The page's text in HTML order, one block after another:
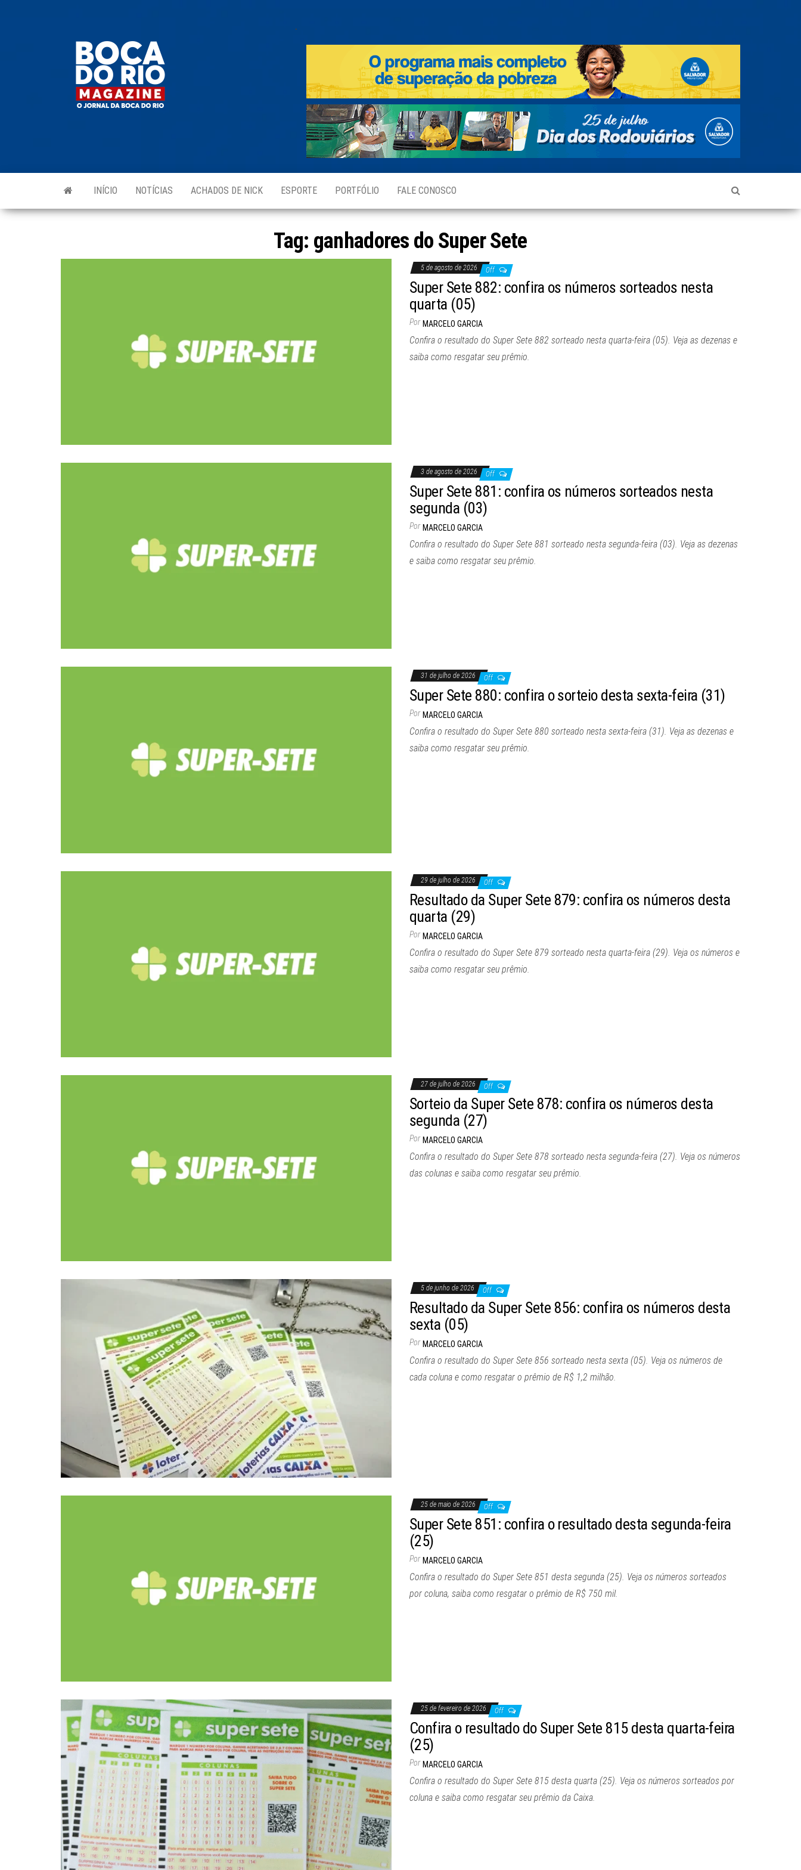
.
INÍCIO NOTÍCIAS ACHADOS DE NICK ESPORTE PORTFÓLIO FALE CONOSCO
Tag: ganhadores do Super Sete
5 de agosto de 2026 Off
Super Sete 882: confira os números sorteados nesta
quarta (05)
Por MARCELO GARCIA
Confira o resultado do Super Sete 882 sorteado nesta quarta-feira (05). Veja as dezenas e
saiba como resgatar seu prêmio.
3 de agosto de 2026 Off
Super Sete 881: confira os números sorteados nesta
segunda (03)
Por MARCELO GARCIA
Confira o resultado do Super Sete 881 sorteado nesta segunda-feira (03). Veja as dezenas
e saiba como resgatar seu prêmio.
31 de julho de 2026 Off
Super Sete 880: confira o sorteio desta sexta-feira (31)
Por MARCELO GARCIA
Confira o resultado do Super Sete 880 sorteado nesta sexta-feira (31). Veja as dezenas e
saiba como resgatar seu prêmio.
29 de julho de 2026 Off
Resultado da Super Sete 879: confira os números desta
quarta (29)
Por MARCELO GARCIA
Confira o resultado do Super Sete 879 sorteado nesta quarta-feira (29). Veja os números e
saiba como resgatar seu prêmio.
27 de julho de 2026 Off
Sorteio da Super Sete 878: confira os números desta
segunda (27)
Por MARCELO GARCIA
Confira o resultado do Super Sete 878 sorteado nesta segunda-feira (27). Veja os números
das colunas e saiba como resgatar seu prêmio.
5 de junho de 2026 Off
Resultado da Super Sete 856: confira os números desta
sexta (05)
Por MARCELO GARCIA
Confira o resultado do Super Sete 856 sorteado nesta sexta (05). Veja os números de
cada coluna e como resgatar o prêmio de R$ 1,2 milhão.
25 de maio de 2026 Off
Super Sete 851: confira o resultado desta segunda-feira
(25)
Por MARCELO GARCIA
Confira o resultado do Super Sete 851 desta segunda (25). Veja os números sorteados
por coluna, saiba como resgatar o prêmio de R$ 750 mil.
25 de fevereiro de 2026 Off
Confira o resultado do Super Sete 815 desta quarta-feira
(25)
Por MARCELO GARCIA
Confira o resultado do Super Sete 815 desta quarta (25). Veja os números sorteados por
coluna e saiba como resgatar seu prêmio da Caixa.